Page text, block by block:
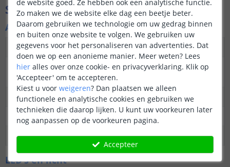
Specificaties
Algemene kenmerken
Dimbaar
Ja
3M plakstrip over de
gehele lengte
Ja
Garantie
5 jaar
elke 5 cm
Datasheet
Download
LED's en licht
de website goed. Ze hebben ook een analytische functie.
Zo maken we de website elke dag een beetje beter.
Daarom gebruiken we technologie om uw gedrag binnen
en buiten onze website te volgen. We gebruiken uw
gegevens voor het personaliseren van advertenties. Dat
doen we op een anonieme manier. Meer weten? Lees
hier alles over onze cookie- en privacyverklaring. Klik op
'Accepteer' om te accepteren.
Kiest u voor weigeren? Dan plaatsen we alleen
functionele en analytische cookies en gebruiken we
technieken die daarop lijken. U kunt uw voorkeuren later
nog aanpassen op de voorkeuren pagina.
Accepteer